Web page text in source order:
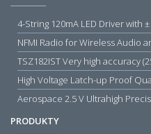
4-String 120mA LED Driver with
NFMI Radio for Wireless Audio
High Voltage Latch-up Proof
Aerospace 2.5 V Ultrahigh
PRODUKTY